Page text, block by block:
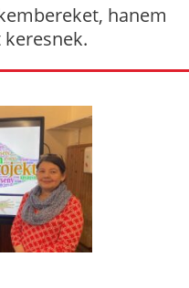
hanem